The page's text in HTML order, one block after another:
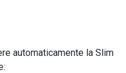
automaticamente la Slim